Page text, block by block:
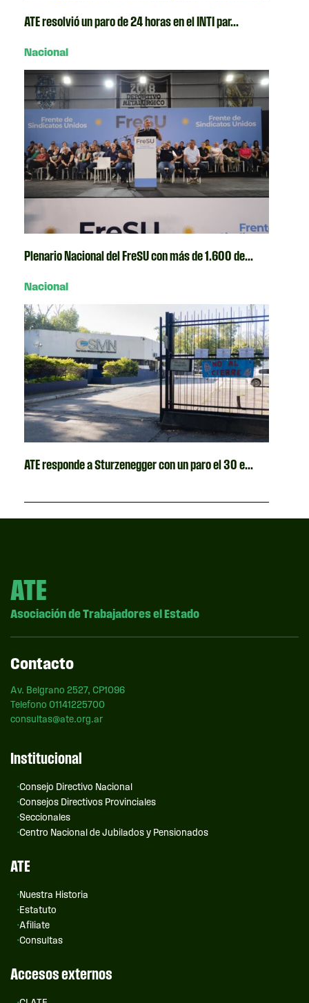
ATE resolvió un paro de 24 horas en el INTI par...
Nacional
Plenario Nacional del FreSU con más de 1.600 de...
Nacional
ATE responde a Sturzenegger con un paro el 30 e...
ATE
Asociación de Trabajadores el Estado
Contacto
Av. Belgrano 2527, CP1096
Telefono 01141225700
consultas@ate.org.ar
Institucional
Consejo Directivo Nacional
Consejos Directivos Provinciales
Seccionales
Centro Nacional de Jubilados y Pensionados
ATE
Nuestra Historia
Estatuto
Afiliate
Consultas
Accesos externos